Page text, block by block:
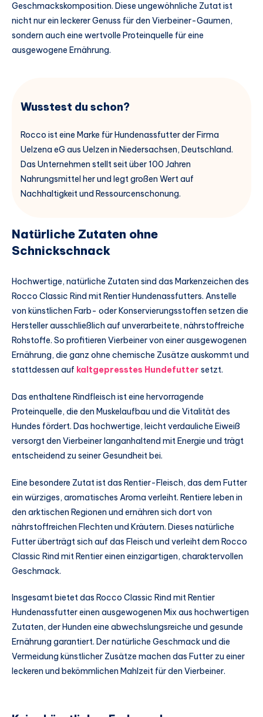
Geschmackskomposition. Diese ungewöhnliche Zutat ist
nicht nur ein leckerer Genuss für den Vierbeiner-Gaumen,
sondern auch eine wertvolle Proteinquelle für eine
ausgewogene Ernährung.
Wusstest du schon?
Rocco ist eine Marke für Hundenassfutter der Firma
Uelzena eG aus Uelzen in Niedersachsen, Deutschland.
Das Unternehmen stellt seit über 100 Jahren
Nahrungsmittel her und legt großen Wert auf
Nachhaltigkeit und Ressourcenschonung.
Natürliche Zutaten ohne
Schnickschnack
Hochwertige, natürliche Zutaten sind das Markenzeichen des
Rocco Classic Rind mit Rentier Hundenassfutters. Anstelle
von künstlichen Farb- oder Konservierungsstoffen setzen die
Hersteller ausschließlich auf unverarbeitete, nährstoffreiche
Rohstoffe. So profitieren Vierbeiner von einer ausgewogenen
Ernährung, die ganz ohne chemische Zusätze auskommt und
stattdessen auf kaltgepresstes Hundefutter setzt.
Das enthaltene Rindfleisch ist eine hervorragende
Proteinquelle, die den Muskelaufbau und die Vitalität des
Hundes fördert. Das hochwertige, leicht verdauliche Eiweiß
versorgt den Vierbeiner langanhaltend mit Energie und trägt
entscheidend zu seiner Gesundheit bei.
Eine besondere Zutat ist das Rentier-Fleisch, das dem Futter
ein würziges, aromatisches Aroma verleiht. Rentiere leben in
den arktischen Regionen und ernähren sich dort von
nährstoffreichen Flechten und Kräutern. Dieses natürliche
Futter überträgt sich auf das Fleisch und verleiht dem Rocco
Classic Rind mit Rentier einen einzigartigen, charaktervollen
Geschmack.
Insgesamt bietet das Rocco Classic Rind mit Rentier
Hundenassfutter einen ausgewogenen Mix aus hochwertigen
Zutaten, der Hunden eine abwechslungsreiche und gesunde
Ernährung garantiert. Der natürliche Geschmack und die
Vermeidung künstlicher Zusätze machen das Futter zu einer
leckeren und bekömmlichen Mahlzeit für den Vierbeiner.